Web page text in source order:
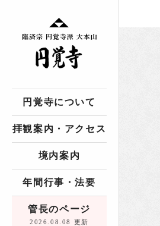
円覚寺について
拝観案内・アクセス
境内案内
年間行事・法要
管長のページ
2026.08.08 更新